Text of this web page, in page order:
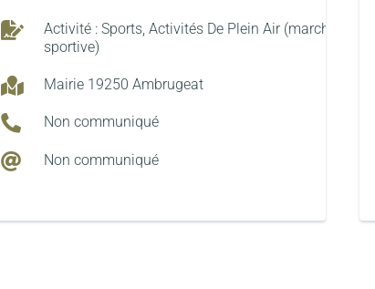

Activité : Sports, Activités De Plein Air (marche
sportive)
 Mairie 19250 Ambrugeat
 Non communiqué
 Non communiqué